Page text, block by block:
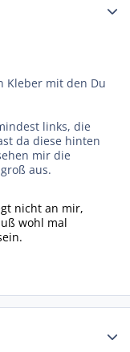
Kleber mit den Du
links, die
da diese hinten
mir die
aus.
nicht an mir,
wohl mal